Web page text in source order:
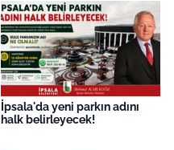
İpsala'da yeni parkın adını
halk belirleyecek!